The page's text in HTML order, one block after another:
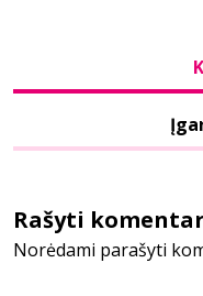
Rašyti
Norėdami parašyti